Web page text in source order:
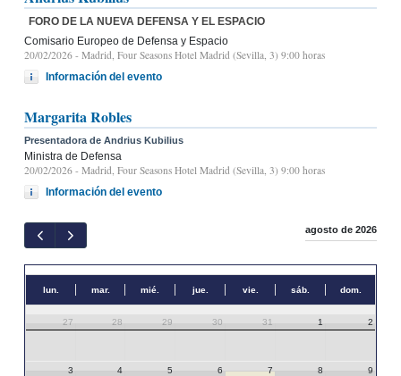
FORO DE LA NUEVA DEFENSA Y EL ESPACIO
Comisario Europeo de Defensa y Espacio
20/02/2026 - Madrid, Four Seasons Hotel Madrid (Sevilla, 3) 9:00 horas
Información del evento
Margarita Robles
Presentadora de Andrius Kubilius
Ministra de Defensa
20/02/2026 - Madrid, Four Seasons Hotel Madrid (Sevilla, 3) 9:00 horas
Información del evento
agosto de 2026
lun. mar. mié. jue. vie. sáb. dom.
27 28 29 30 31 1 2
3 4 5 6 7 8 9